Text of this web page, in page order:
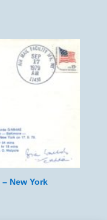
– New York